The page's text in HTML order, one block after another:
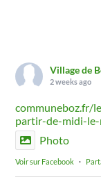
Village de
2 weeks ago
communeboz.fr/
partir-de-midi-
Photo
Voir sur Facebook ·